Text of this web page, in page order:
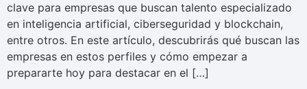
clave para empresas que buscan talento especializado
en inteligencia artificial, ciberseguridad y blockchain,
entre otros. En este artículo, descubrirás qué buscan las
empresas en estos perfiles y cómo empezar a
prepararte hoy para destacar en el […]